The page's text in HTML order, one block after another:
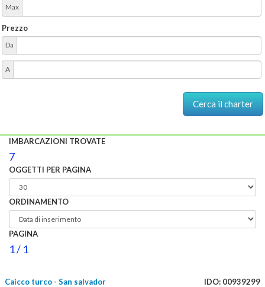
Max
Prezzo
Da
A
IMBARCAZIONI TROVATE
7
OGGETTI PER PAGINA
ORDINAMENTO
PAGINA
1 / 1
Caicco turco - San salvador IDO: 00939299